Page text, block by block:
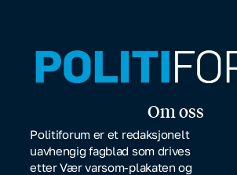
Om oss
Politiforum er et redaksjonelt
uavhengig fagblad som drives
etter Vær varsom-plakaten og